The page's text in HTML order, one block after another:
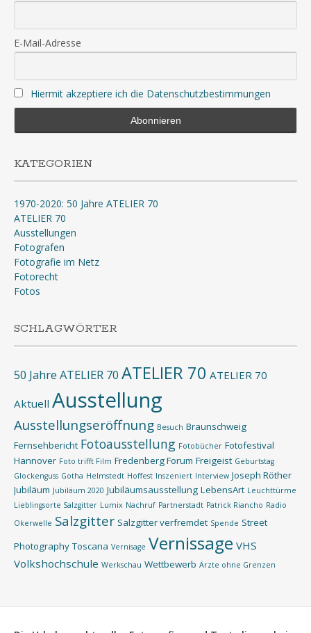
E-Mail-Adresse
Hiermit akzeptiere ich die Datenschutzbestimmungen
KATEGORIEN
1970-2020: 50 Jahre ATELIER 70
ATELIER 70
Ausstellungen
Fotografen
Fotografie im Netz
Fotorecht
Fotos
SCHLAGWÖRTER
50 Jahre ATELIER 70 ATELIER 70 ATELIER 70
Aktuell Ausstellung
Ausstellungseröffnung Besuch Braunschweig
Fernsehbericht Fotoausstellung Fotobücher Fotofestival
Hannover Foto trifft Film Fredenberg Forum Freigeist Geburtstag
Glockenguss Gotha Helmstedt Hoffest Inszeniert Interview Joseph Röther
Jubiläum Jubiläum 2020 Jubiläumsausstellung LebensArt Leuchttürme
Lieblingsorte Salzgitter Lumix Nachruf Partnerstadt Patrick Riancho Radio
Okerwelle Salzgitter Salzgitter verfremdet Spende Street
Photography Toscana Vernisage Vernissage VHS
Volkshochschule Werkschau Wettbewerb Ärzte ohne Grenzen